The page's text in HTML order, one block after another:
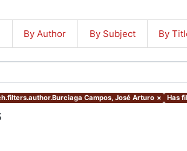
By Author By Subject By
Campos, José Arturo × Has